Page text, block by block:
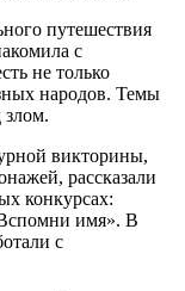
путешествия
с
не только
народов. Темы
злом.
викторины,
рассказали
конкурсах:
имя». В
с